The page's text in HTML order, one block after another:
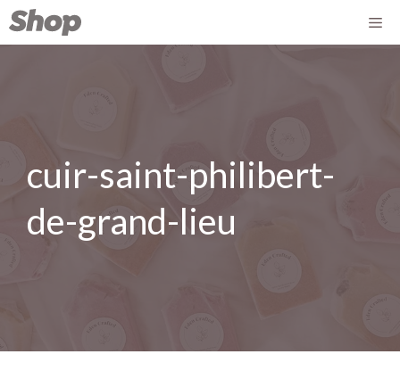
cuir-saint-philibert-
de-grand-lieu